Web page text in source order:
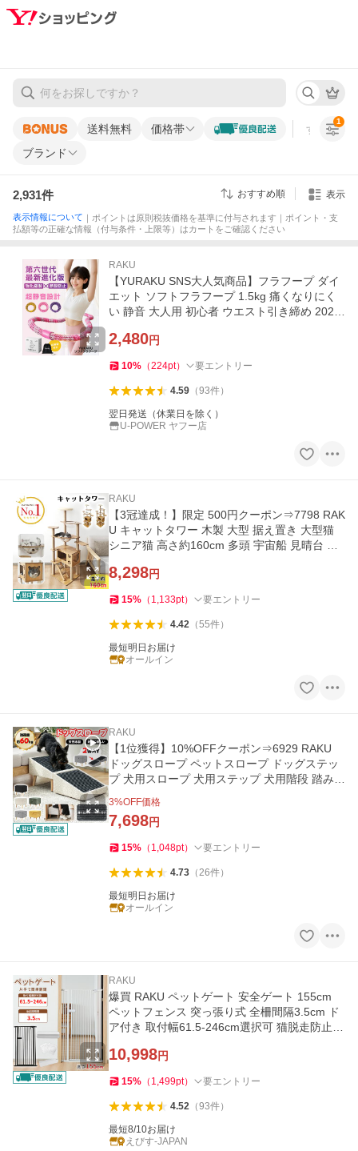
送料無料 価格帯 すべての条
ブランド
1
2,931件 おすすめ順 表示
表示情報について ｜ポイントは原則税抜価格を基準に付与されます｜ポイント・支
払額等の正確な情報（付与条件・上限等）はカートをご確認ください
RAKU
【YURAKU SNS大人気商品】フラフープ ダイ
エット ソフトフラフープ 1.5kg 痛くなりにく
い 静音 大人用 初心者 ウエスト引き締め 2026
2,480円
10% （224pt） 要エントリー
4.59（93件）
翌日発送（休業日を除く）
U-POWER ヤフー店
RAKU
【3冠達成！】限定 500円クーポン⇒7798 RAK
U キャットタワー 木製 大型 据え置き 大型猫
シニア猫 高さ約160cm 多頭 宇宙船 見晴台 爪
8,298円
15% （ 1,133pt） 要エントリー
4.42（55件）
最短明日お届け
オールイン
RAKU
【1位獲得】10%OFFクーポン⇒6929 RAKU
ドッグスロープ ペットスロープ ドッグステッ
プ 犬用スロープ 犬用ステップ 犬用階段 踏み台
3%OFF価格
7,698円
15% （ 1,048pt） 要エントリー
4.73（26件）
最短明日お届け
オールイン
RAKU
爆買 RAKU ペットゲート 安全ゲート 155cm
ペットフェンス 突っ張り式 全柵間隔3.5cm ド
ア付き 取付幅61.5-246cm選択可 猫脱走防止フ
10,998円
15% （ 1,499pt） 要エントリー
4.52（93件）
最短8/10お届け
えびす-JAPAN